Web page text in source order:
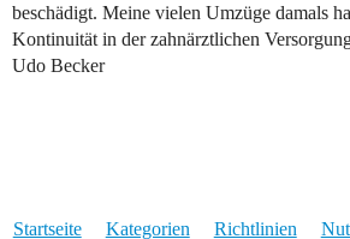
beschädigt. Meine vielen Umzüge damals
Kontinuität in der zahnärztlichen
Udo Becker
Startseite Kategorien Richtlinien